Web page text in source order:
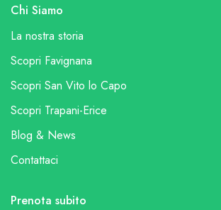
Chi Siamo
La nostra storia
Scopri Favignana
Scopri San Vito lo Capo
Scopri Trapani-Erice
Blog & News
Contattaci
Prenota subito